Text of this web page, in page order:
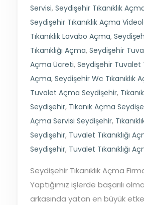
Servisi, Seydişehir Tıkanıklık
Seydişehir Tıkanıklık Açma
Tıkanıklık Lavabo Açma,
Tıkanıklığı Açma, Seydişehir
Açma Ücreti, Seydişehir Tuvalet
Açma, Seydişehir Wc Tıkanıklık
Tuvalet Açma Seydişehir,
Seydişehir, Tıkanık Açma
Açma Servisi Seydişehir,
Seydişehir, Tuvalet Tıkanıklığı
Seydişehir, Tuvalet Tıkanıklığı
Seydişehir Tıkanıklık Açma
Yaptığımız işlerde başarılı
arkasında yatan en büyük